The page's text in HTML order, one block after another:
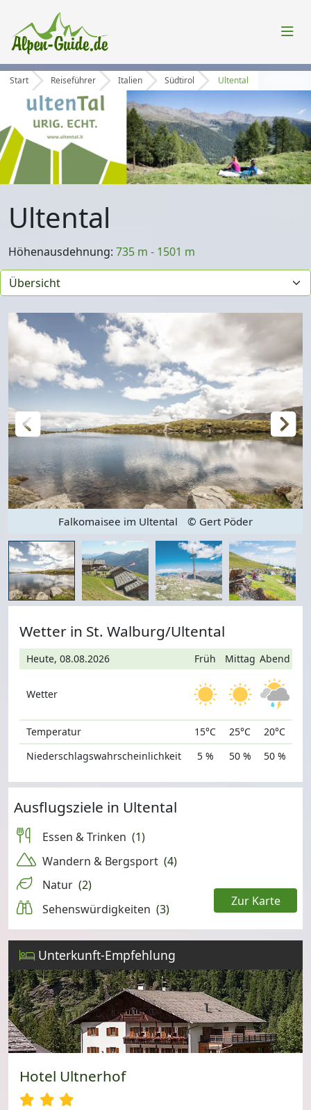
Start Reiseführer Italien Südtirol Ultental
Ultental
Höhenausdehnung: 735 m - 1501 m
Falkomaisee im Ultental © Gert Pöder
Wetter in St. Walburg/Ultental
Heute, 08.08.2026
Wetter
Temperatur
Niederschlagswahrscheinlichkeit
Früh
15°C
5 %
Mittag
25°C
50 %
Abend
20°C
50 %
Ausflugsziele in Ultental
Essen & Trinken (1)
Wandern & Bergsport (4)
Natur (2)
Sehenswürdigkeiten (3)
Zur Karte
Unterkunft-Empfehlung
Hotel Ultnerhof